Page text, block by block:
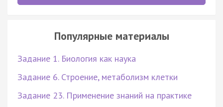
Популярные материалы
Задание 1. Биология как наука
Задание 6. Строение, метаболизм клетки
Задание 23. Применение знаний на практике